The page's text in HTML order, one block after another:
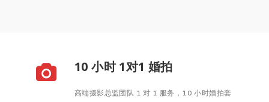
10 小时 1对1 婚拍
高端摄影总监团队 1 对 1 服务，10 小时婚拍套